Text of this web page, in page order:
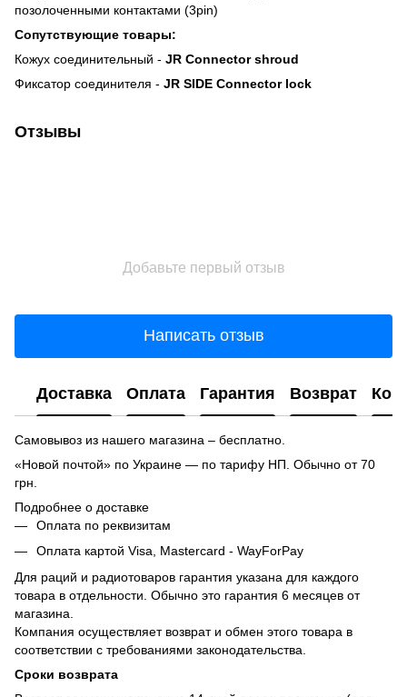
позолоченными контактами (3pin)
Сопутствующие товары:
Кожух соединительный - JR Connector shroud
Фиксатор соединителя - JR SIDE Connector lock
Отзывы
Добавьте первый отзыв
Написать отзыв
Доставка Оплата Гарантия Возврат
Самовывоз из нашего магазина – бесплатно.
«Новой почтой» по Украине — по тарифу НП. Обычно от 70
грн.
Подробнее о доставке
Оплата по реквизитам
Оплата картой Visa, Mastercard - WayForPay
Для раций и радиотоваров гарантия указана для каждого
товара в отдельности. Обычно это гарантия 6 месяцев от
магазина.
Компания осуществляет возврат и обмен этого товара в
соответствии с требованиями законодательства.
Сроки возврата